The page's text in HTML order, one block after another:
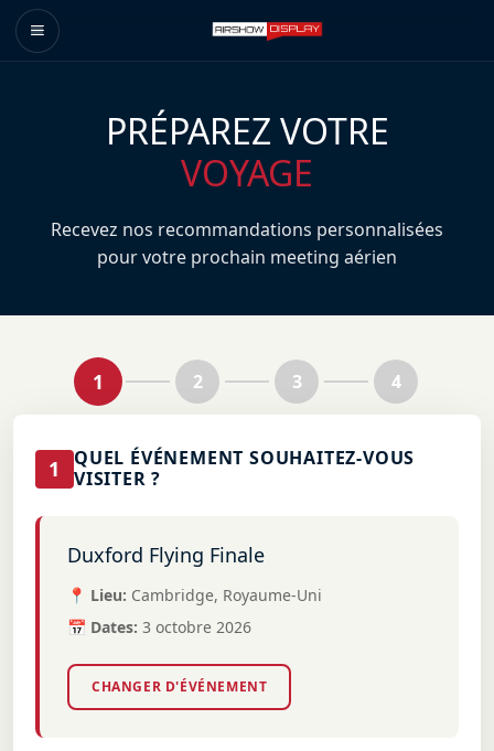
PRÉPAREZ VOTRE
VOYAGE
Recevez nos recommandations personnalisées
pour votre prochain meeting aérien
1 2 3 4
1
QUEL ÉVÉNEMENT SOUHAITEZ-VOUS
VISITER ?
Duxford Flying Finale
📍 Lieu: Cambridge, Royaume-Uni
📅 Dates: 3 octobre 2026
CHANGER D'ÉVÉNEMENT